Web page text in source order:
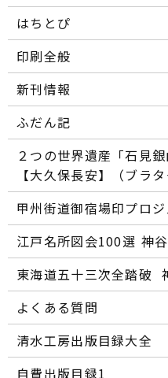
はちとぴ
印刷全般
新刊情報
ふだん記
２つの世界遺産「石見
【大久保長安】（ブラ
甲州街道御宿場印プロ
江戸名所図会100選―― 神
東海道五十三次全踏破 ――
よくある質問
清水工房出版目録大全
自費出版目録1